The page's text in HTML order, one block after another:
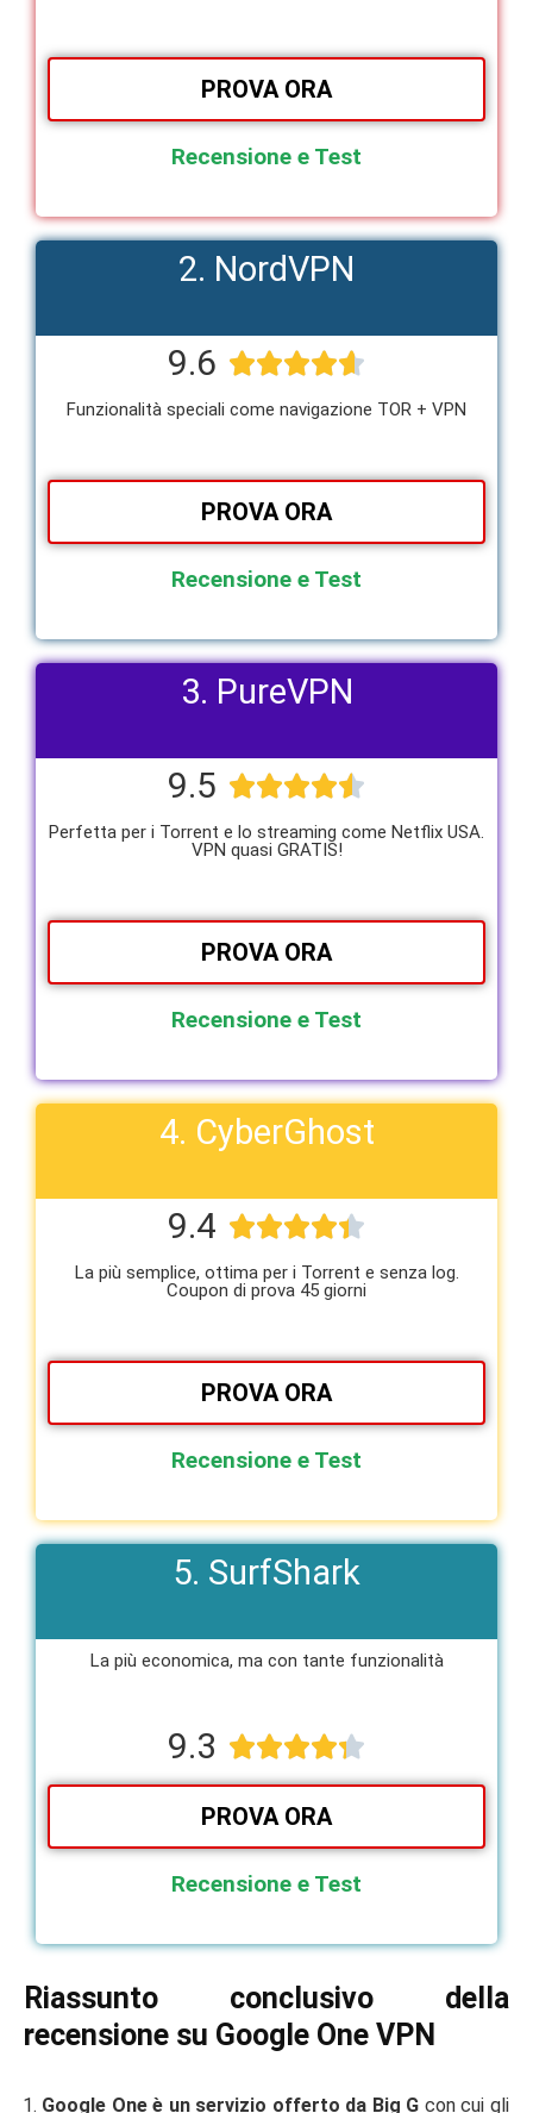
PROVA ORA
Recensione e Test
2. NordVPN
9.6 
Funzionalità speciali come navigazione TOR + VPN
PROVA ORA
Recensione e Test
3. PureVPN
9.5 
Perfetta per i Torrent e lo streaming come Netflix USA.
VPN quasi GRATIS!
PROVA ORA
Recensione e Test
4. CyberGhost
9.4 
La più semplice, ottima per i Torrent e senza log.
Coupon di prova 45 giorni
PROVA ORA
Recensione e Test
5. SurfShark
La più economica, ma con tante funzionalità​
9.3 
PROVA ORA
Recensione e Test
Riassunto conclusivo della
recensione su Google One VPN
Google One è un servizio offerto da Big G con cui gli